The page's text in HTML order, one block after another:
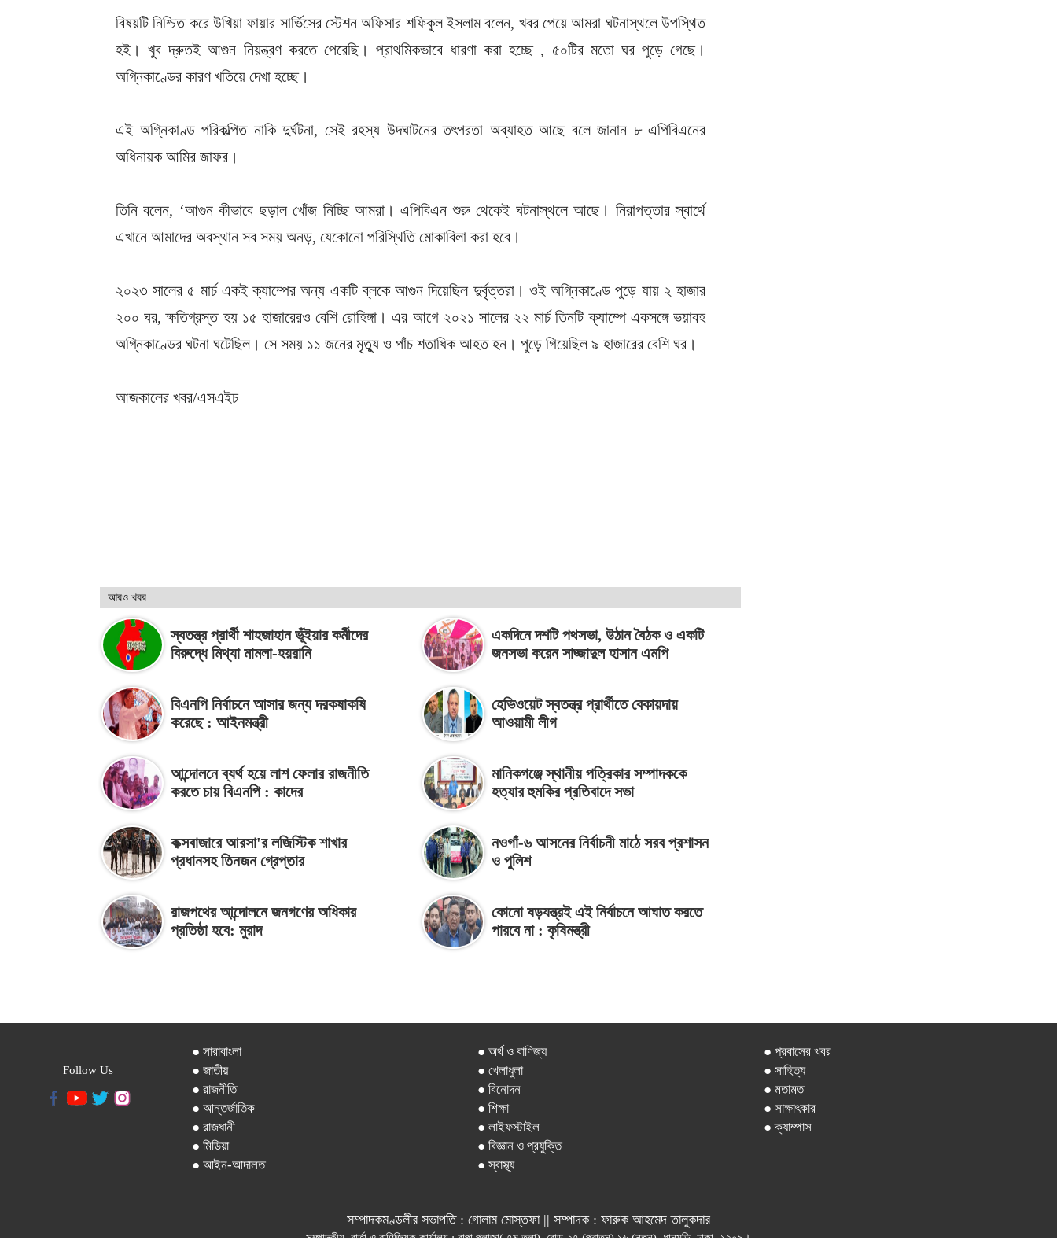
বিষয়টি নিশ্চিত করে উখিয়া ফায়ার সার্ভিসের স্টেশন অফিসার শফিকুল ইসলাম বলেন, খবর পেয়ে আমরা ঘটনাস্থলে উপস্থিত
হই। খুব দ্রুতই আগুন নিয়ন্ত্রণ করতে পেরেছি। প্রাথমিকভাবে ধারণা করা হচ্ছে , ৫০টির মতো ঘর পুড়ে গেছে।
অগ্নিকাণ্ডের কারণ খতিয়ে দেখা হচ্ছে।
এই অগ্নিকাণ্ড পরিকল্পিত নাকি দুর্ঘটনা, সেই রহস্য উদঘাটনের তৎপরতা অব্যাহত আছে বলে জানান ৮ এপিবিএনের
অধিনায়ক আমির জাফর।
তিনি বলেন, ‘আগুন কীভাবে ছড়াল খোঁজ নিচ্ছি আমরা। এপিবিএন শুরু থেকেই ঘটনাস্থলে আছে। নিরাপত্তার স্বার্থে
এখানে আমাদের অবস্থান সব সময় অনড়, যেকোনো পরিস্থিতি মোকাবিলা করা হবে।
২০২৩ সালের ৫ মার্চ একই ক্যাম্পের অন্য একটি ব্লকে আগুন দিয়েছিল দুর্বৃত্তরা। ওই অগ্নিকাণ্ডে পুড়ে যায় ২ হাজার
২০০ ঘর, ক্ষতিগ্রস্ত হয় ১৫ হাজারেরও বেশি রোহিঙ্গা। এর আগে ২০২১ সালের ২২ মার্চ তিনটি ক্যাম্পে একসঙ্গে ভয়াবহ
অগ্নিকাণ্ডের ঘটনা ঘটেছিল। সে সময় ১১ জনের মৃত্যু ও পাঁচ শতাধিক আহত হন। পুড়ে গিয়েছিল ৯ হাজারের বেশি ঘর।
আজকালের খবর/এসএইচ
আরও খবর
স্বতন্ত্র প্রার্থী শাহজাহান ভূঁইয়ার কর্মীদের
বিরুদ্ধে মিথ্যা মামলা-হয়রানি
একদিনে দশটি পথসভা, উঠান বৈঠক ও একটি
জনসভা করেন সাজ্জাদুল হাসান এমপি
বিএনপি নির্বাচনে আসার জন্য দরকষাকষি
করেছে : আইনমন্ত্রী
হেভিওয়েট স্বতন্ত্র প্রার্থীতে বেকায়দায়
আওয়ামী লীগ
আন্দোলনে ব্যর্থ হয়ে লাশ ফেলার রাজনীতি
করতে চায় বিএনপি : কাদের
মানিকগঞ্জে স্থানীয় পত্রিকার সম্পাদককে
হত্যার হুমকির প্রতিবাদে সভা
কক্সবাজারে আরসা'র লজিস্টিক শাখার
প্রধানসহ তিনজন গ্রেপ্তার
নওগাঁ-৬ আসনের নির্বাচনী মাঠে সরব প্রশাসন
ও পুলিশ
রাজপথের আন্দোলনে জনগণের অধিকার
প্রতিষ্ঠা হবে: মুরাদ
কোনো ষড়যন্ত্রই এই নির্বাচনে আঘাত করতে
পারবে না : কৃষিমন্ত্রী
Follow Us
● সারাবাংলা
● জাতীয়
● রাজনীতি
● আন্তর্জাতিক
● রাজধানী
● মিডিয়া
● আইন-আদালত
● অর্থ ও বাণিজ্য
● খেলাধুলা
● বিনোদন
● শিক্ষা
● লাইফস্টাইল
● বিজ্ঞান ও প্রযুক্তি
● স্বাস্থ্য
● প্রবাসের খবর
● সাহিত্য
● মতামত
● সাক্ষাৎকার
● ক্যাম্পাস
সম্পাদকমণ্ডলীর সভাপতি : গোলাম মোস্তফা || সম্পাদক : ফারুক আহমেদ তালুকদার
সম্পাদকীয়, বার্তা ও বাণিজ্যিক কার্যালয় : রাপা প্লাজা( ৭ম তলা), রোড-২৭ (পুরাতন) ১৬ (নতুন), ধানমন্ডি, ঢাকা -১২০৯।